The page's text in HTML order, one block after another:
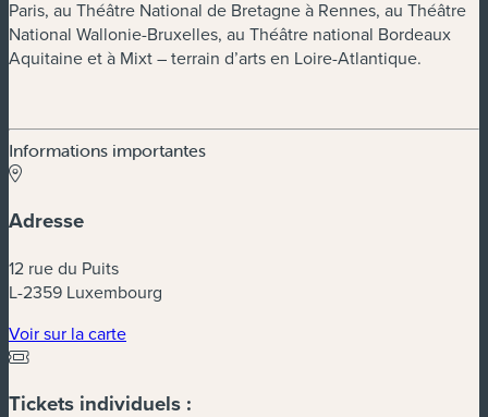
Paris, au Théâtre National de Bretagne à Rennes, au Théâtre
National Wallonie-Bruxelles, au Théâtre national Bordeaux
Aquitaine et à Mixt – terrain d’arts en Loire-Atlantique.
Informations importantes
Adresse
12 rue du Puits
L-2359 Luxembourg
Voir sur la carte(nouvelle fenêtre)
Tickets individuels :